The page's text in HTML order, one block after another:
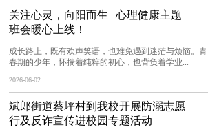
关注心灵，向阳而生 | 心理健康主题
班会暖心上线！
成长路上，既有欢声笑语，也难免遇到迷茫与烦恼。青
春期的少年，怀揣着纯粹的初心，也背负着学业...
2026-06-02
斌郎街道蔡坪村到我校开展防溺志愿
行及反诈宣传进校园专题活动